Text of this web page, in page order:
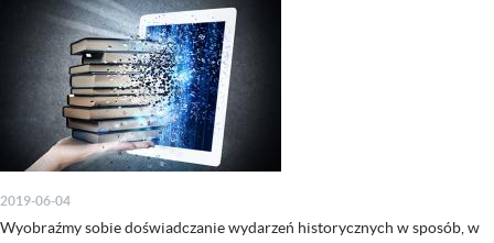
2019-06-04
Wyobraźmy sobie doświadczanie wydarzeń historycznych w sposób, w